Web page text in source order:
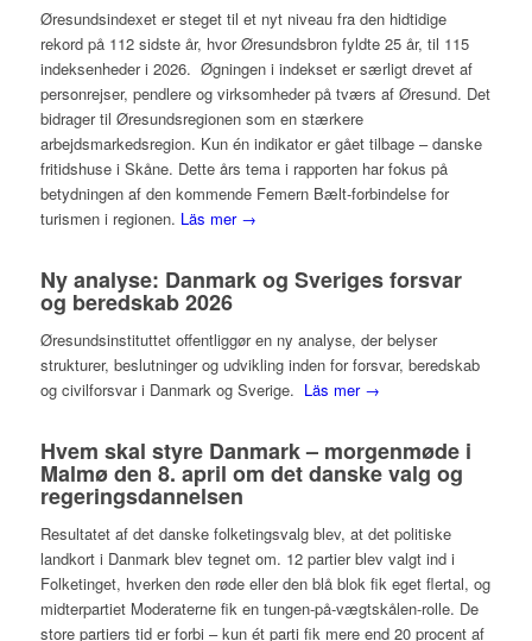
Øresundsindexet er steget til et nyt niveau fra den hidtidige
rekord på 112 sidste år, hvor Øresundsbron fyldte 25 år, til 115
indeksenheder i 2026. Øgningen i indekset er særligt drevet af
personrejser, pendlere og virksomheder på tværs af Øresund. Det
bidrager til Øresundsregionen som en stærkere
arbejdsmarkedsregion. Kun én indikator er gået tilbage – danske
fritidshuse i Skåne. Dette års tema i rapporten har fokus på
betydningen af den kommende Femern Bælt-forbindelse for
turismen i regionen. Läs mer →
Ny analyse: Danmark og Sveriges forsvar
og beredskab 2026
Øresundsinstituttet offentliggør en ny analyse, der belyser
strukturer, beslutninger og udvikling inden for forsvar, beredskab
og civilforsvar i Danmark og Sverige. Läs mer →
Hvem skal styre Danmark – morgenmøde i
Malmø den 8. april om det danske valg og
regeringsdannelsen
Resultatet af det danske folketingsvalg blev, at det politiske
landkort i Danmark blev tegnet om. 12 partier blev valgt ind i
Folketinget, hverken den røde eller den blå blok fik eget flertal, og
midterpartiet Moderaterne fik en tungen-på-vægtskålen-rolle. De
store partiers tid er forbi – kun ét parti fik mere end 20 procent af